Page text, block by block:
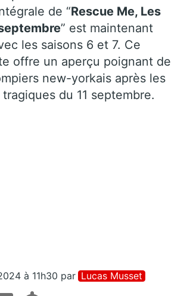
de “Rescue Me, Les
” est maintenant
les saisons 6 et 7. Ce
offre un aperçu poignant de
new-yorkais après les
du 11 septembre.
à 11h30 par Lucas Musset